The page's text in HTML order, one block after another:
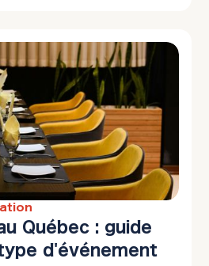
Québec : guide
d'événement